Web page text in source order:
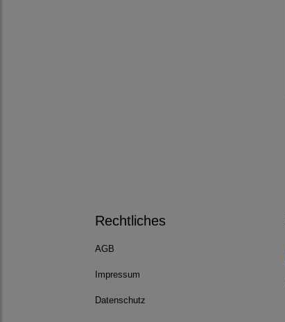
Rechtliches
AGB
Impressum
Datenschutz